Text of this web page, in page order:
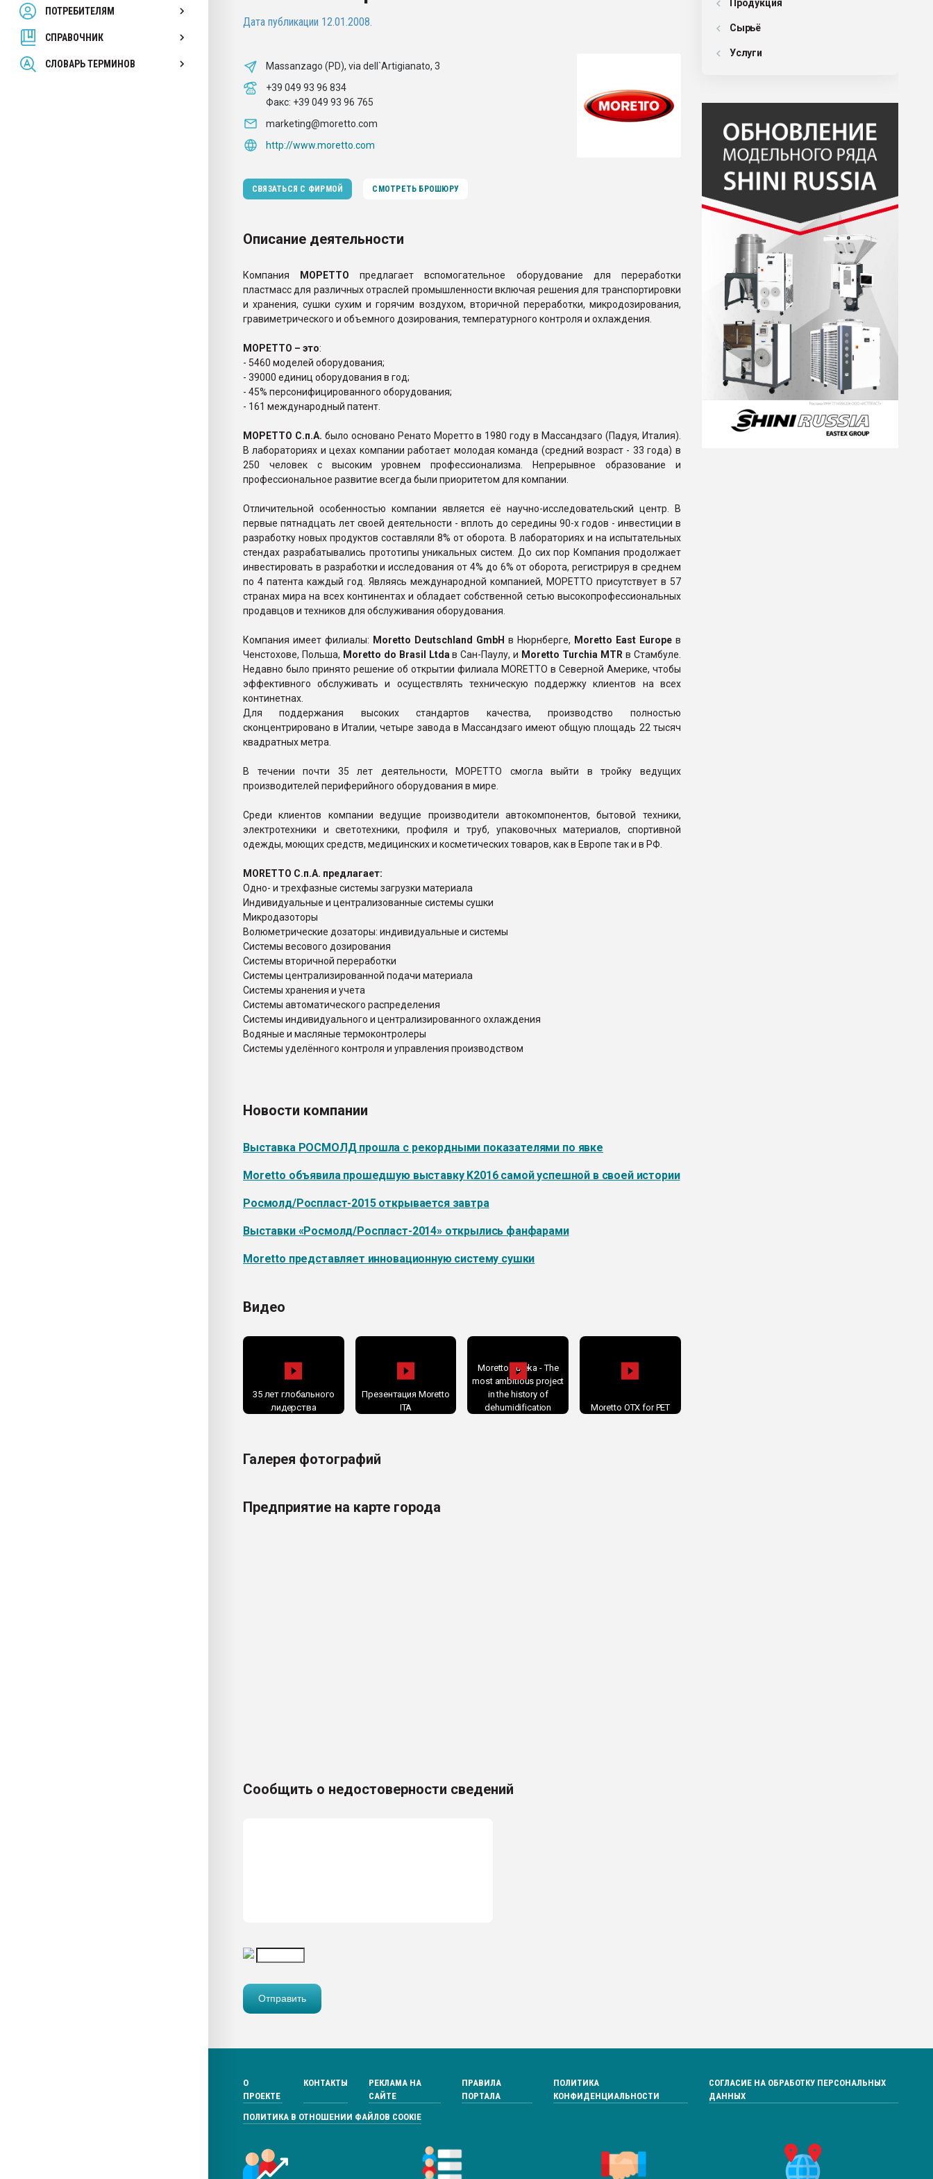
ПОТРЕБИТЕЛЯМ
СПРАВОЧНИК
СЛОВАРЬ ТЕРМИНОВ
Дата публикации 12.01.2008.
Massanzago (PD), via dell`Artigianato, 3
+39 049 93 96 834
Факс: +39 049 93 96 765
marketing@moretto.com
http://www.moretto.com
СВЯЗАТЬСЯ С ФИРМОЙ СМОТРЕТЬ БРОШЮРУ
Описание деятельности
Компания МОРЕТТОпредлагает вспомогательное оборудование для переработки
пластмасс для различных отраслей промышленности включая решения для транспортировки
и хранения, сушки сухим и горячим воздухом, вторичной переработки, микродозирования,
гравиметрического и объемного дозирования, температурного контроля и охлаждения.
МОРЕТТО – это:
- 5460 моделей оборудования;
- 39000 единиц оборудования в год;
- 45% персонифицированного оборудования;
- 161 международный патент.
МОРЕТТО С.п.А. было основано Ренато Моретто в 1980 году в Массандзаго (Падуя, Италия).
В лабораториях и цехах компании работает молодая команда (средний возраст - 33 года) в
250 человек с высоким уровнем профессионализма. Непрерывное образование и
профессиональное развитие всегда были приоритетом для компании.
Отличительной особенностью компании является её научно-исследовательский центр. В
первые пятнадцать лет своей деятельности - вплоть до середины 90-х годов - инвестиции в
разработку новых продуктов составляли 8% от оборота. В лабораториях и на испытательных
стендах разрабатывались прототипы уникальных систем. До сих пор Компания продолжает
инвестировать в разработки и исследования от 4% до 6% от оборота, регистрируя в среднем
по 4 патента каждый год. Являясь международной компанией, МОРЕТТО присутствует в 57
странах мира на всех континентах и обладает собственной сетью высокопрофессиональных
продавцов и техников для обслуживания оборудования.
Компания имеет филиалы: Moretto Deutschland GmbH в Нюрнберге, Moretto East Europeв
Ченстохове, Польша, Moretto do Brasil Ltdaв Сан-Паулу, и Moretto Turchia MTR в Стамбуле.
Недавно было принято решение об открытии филиала MORETTO в Северной Америке, чтобы
эффективного обслуживать и осуществлять техническую поддержку клиентов на всех
континетнах.
Для поддержания высоких стандартов качества, производство полностью
сконцентрировано в Италии, четыре завода в Массандзаго имеют общую площадь 22 тысяч
квадратных метра.
В течении почти 35 лет деятельности, МОРЕТТО смогла выйти в тройку ведущих
производителей периферийного оборудования в мире.
Среди клиентов компании ведущие производители автокомпонентов, бытовой техники,
электротехники и светотехники, профиля и труб, упаковочных материалов, спортивной
одежды, моющих средств, медицинских и косметических товаров, как в Европе так и в РФ.
MORETTO С.п.А. предлагает:
Одно- и трехфазные системы загрузки материала
Индивидуальные и централизованные системы сушки
Микродазоторы
Волюметрические дозаторы: индивидуальные и системы
Системы весового дозирования
Системы вторичной переработки
Системы централизированной подачи материала
Системы хранения и учета
Системы автоматического распределения
Системы индивидуального и централизированного охлаждения
Водяные и масляные термоконтролеры
Системы уделённого контроля и управления производством
Новости компании
Выставка РОСМОЛД прошла с рекордными показателями по явке
Moretto объявила прошедшую выставку K2016 самой успешной в своей истории
Росмолд/Роспласт-2015 открывается завтра
Выставки «Росмолд/Роспласт-2014» открылись фанфарами
Moretto представляет инновационную систему сушки
Видео
35 лет глобального
лидерства
Презентация Moretto
ITA
Moretto Eureka - The
most ambitious project
in the history of
dehumidification
Moretto OTX for PET
Галерея фотографий
Предприятие на карте города
Сообщить о недостоверности сведений
Продукция
Сырьё
Услуги
О
ПРОЕКТЕ
КОНТАКТЫ
РЕКЛАМА НА
САЙТЕ
ПРАВИЛА
ПОРТАЛА
ПОЛИТИКА
КОНФИДЕНЦИАЛЬНОСТИ
СОГЛАСИЕ НА ОБРАБОТКУ ПЕРСОНАЛЬНЫХ
ДАННЫХ
ПОЛИТИКА В ОТНОШЕНИИ ФАЙЛОВ COOKIE